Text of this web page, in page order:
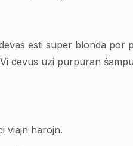
esti super blonda por
devus uzi purpuran
viajn harojn.